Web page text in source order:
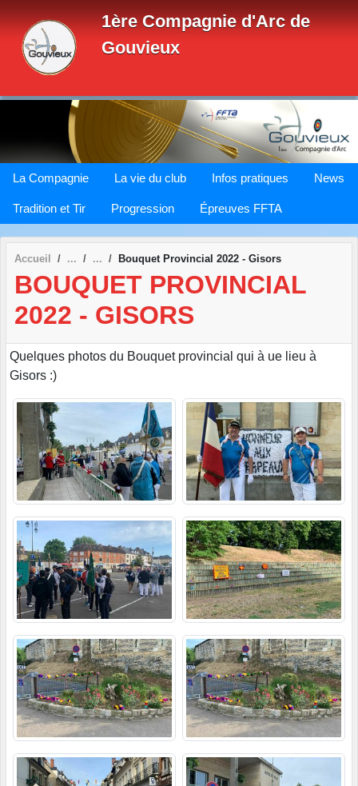
1ère Compagnie d'Arc de
Gouvieux
La Compagnie La vie du club Infos pratiques News
Tradition et Tir Progression Épreuves FFTA
Accueil Bouquet Provincial 2022 - Gisors
BOUQUET PROVINCIAL
2022 - GISORS
Quelques photos du Bouquet provincial qui à ue lieu à
Gisors :)